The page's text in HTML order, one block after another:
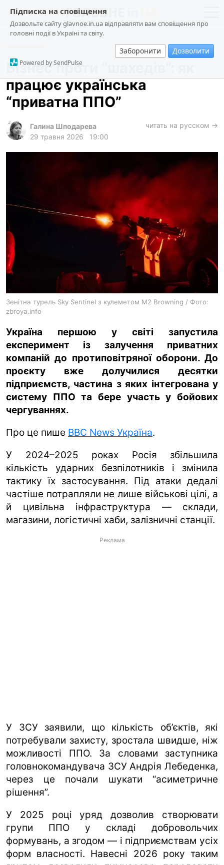
Підписка на сповіщення
Дозвольте сайту glavnoe.in.ua відправляти вам сповіщення про
головні події в Україні та світу.
Заборонити Дозволити
Powered by SendPulse
новини
про проєкт
суспільство
події
харків
архів
gambling
ua
Лонгріди
Бізнес проти “шахедів”: як
працює українська
“приватна ППО”
Галина Шподарева
29 травня 2026
19:00
читать на русском →
Зенітна турель Sky Sentinel з кулеметом M2 Browning / Фото:
zbroya.info
Україна першою у світі запустила
експеримент із залучення приватних
компаній до протиповітряної оборони. До
проєкту вже долучилися десятки
підприємств, частина з яких інтегрована у
систему ППО та бере участь у бойових
чергуваннях.
Про це пише BBC News Україна.
У 2024–2025 роках Росія збільшила
кількість ударних безпілотників і змінила
тактику їх застосування. Під атаки дедалі
частіше потрапляли не лише військові цілі, а
й цивільна інфраструктура — склади,
магазини, логістичні хаби, залізничні станції.
Реклама
У ЗСУ заявили, що кількість об’єктів, які
потребували захисту, зростала швидше, ніж
можливості ППО. За словами заступника
головнокомандувача ЗСУ Андрія Лебеденка,
через це почали шукати “асиметричне
рішення”.
У 2025 році уряд дозволив створювати
групи ППО у складі добровольчих
формувань, а згодом — і підприємствам усіх
форм власності. Навесні 2026 року таким